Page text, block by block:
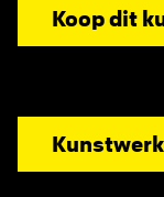
Koop dit